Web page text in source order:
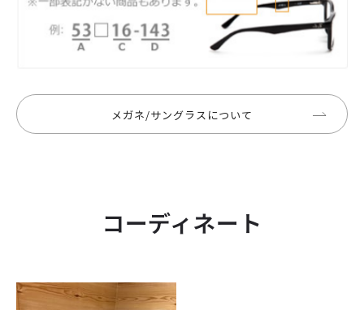
メガネ/サングラスについて
コーディネート